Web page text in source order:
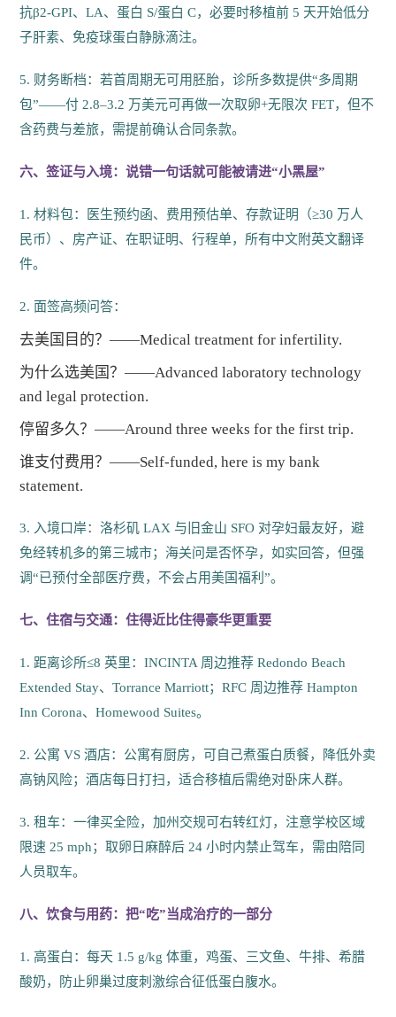
抗β2-GPI、LA、蛋白 S/蛋白 C，必要时移植前 5 天开始低分
子肝素、免疫球蛋白静脉滴注。
5. 财务断档：若首周期无可用胚胎，诊所多数提供“多周期
包”——付 2.8–3.2 万美元可再做一次取卵+无限次 FET，但不
含药费与差旅，需提前确认合同条款。
六、签证与入境：说错一句话就可能被请进“小黑屋”
1. 材料包：医生预约函、费用预估单、存款证明（≥30 万人
民币）、房产证、在职证明、行程单，所有中文附英文翻译
件。
2. 面签高频问答：
去美国目的？——Medical treatment for infertility.
为什么选美国？——Advanced laboratory technology
and legal protection.
停留多久？——Around three weeks for the first trip.
谁支付费用？——Self-funded, here is my bank
statement.
3. 入境口岸：洛杉矶 LAX 与旧金山 SFO 对孕妇最友好，避
免经转机多的第三城市；海关问是否怀孕，如实回答，但强
调“已预付全部医疗费，不会占用美国福利”。
七、住宿与交通：住得近比住得豪华更重要
1. 距离诊所≤8 英里：INCINTA 周边推荐 Redondo Beach
Extended Stay、Torrance Marriott；RFC 周边推荐 Hampton
Inn Corona、Homewood Suites。
2. 公寓 VS 酒店：公寓有厨房，可自己煮蛋白质餐，降低外卖
高钠风险；酒店每日打扫，适合移植后需绝对卧床人群。
3. 租车：一律买全险，加州交规可右转红灯，注意学校区域
限速 25 mph；取卵日麻醉后 24 小时内禁止驾车，需由陪同
人员取车。
八、饮食与用药：把“吃”当成治疗的一部分
1. 高蛋白：每天 1.5 g/kg 体重，鸡蛋、三文鱼、牛排、希腊
酸奶，防止卵巢过度刺激综合征低蛋白腹水。